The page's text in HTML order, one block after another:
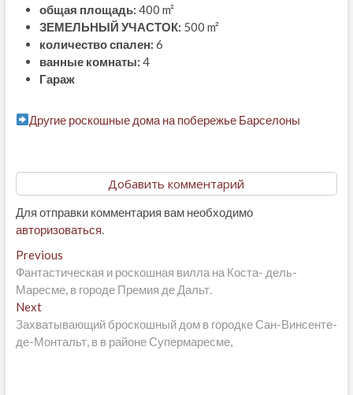
общая площадь: 400 m²
ЗЕМЕЛЬНЫЙ УЧАСТОК: 500 m²
количество спален: 6
ванные комнаты: 4
Гараж
Другие роскошные дома на побережье Барселоны
Добавить комментарий
Для отправки комментария вам необходимо
авторизоваться.
Навигация
по
записям
PreviousPrevious
post:
Фантастическая и роскошная вилла на Коста- дель-
Маресме, в городе Премия де Дальт.
NextNext
post:
Захватывающий броскошный дом в городке Сан-Винсенте-
де-Монтальт, в в районе Супермаресме,